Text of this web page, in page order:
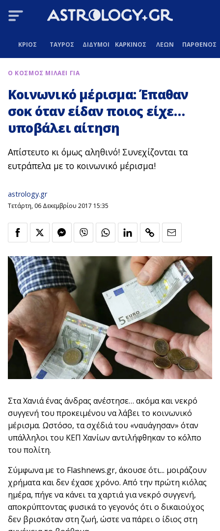
ΚΡΙΟΣ ΤΑΥΡΟΣ ΔΙΔΥΜΟΙ ΚΑΡΚΙΝΟΣ ΛΕΩΝ ΠΑΡΘΕΝΟΣ
Ο ΚΟΣΜΟΣ ΜΙΛΑΕΙ ΓΙΑ
Κοινωνικό μέρισμα: Έπαθαν
σοκ όταν είδαν ποιος είχε…
υποβάλει αίτηση
Απίστευτο κι όμως αληθινό! Συνεχίζονται τα
ευτράπελα με το κοινωνικό μέρισμα!
astrology.gr
Τετάρτη, 06 Δεκεμβρίου 2017 15:35
Στα Χανιά ένας άνδρας ανέστησε… ακόμα και νεκρό
συγγενή του προκειμένου να λάβει το κοινωνικό
μέρισμα. Ωστόσο, τα σχέδιά του «ναυάγησαν» όταν
υπάλληλοι του ΚΕΠ Χανίων αντιλήφθηκαν το κόλπο
του πολίτη.
Σύμφωνα με το Flashnews.gr, άκουσε ότι... μοιράζουν
χρήματα και δεν έχασε χρόνο. Από την πρώτη κιόλας
ημέρα, πήγε να κάνει τα χαρτιά για νεκρό συγγενή,
αποκρύπτοντας φυσικά το γεγονός ότι ο δικαιούχος
δεν βρισκόταν στη ζωή, ώστε να πάρει ο ίδιος στη